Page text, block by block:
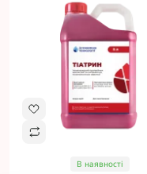
В наявності